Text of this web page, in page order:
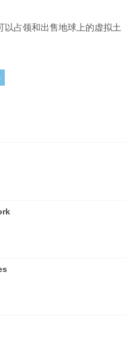
占领和出售地球上的虚拟土